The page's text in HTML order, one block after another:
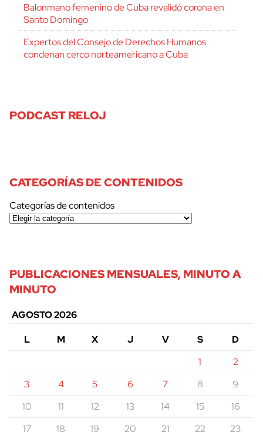
Balonmano femenino de Cuba revalidó corona en
Santo Domingo
Expertos del Consejo de Derechos Humanos
condenan cerco norteamericano a Cuba
PODCAST RELOJ
CATEGORÍAS DE CONTENIDOS
Categorías de contenidos
PUBLICACIONES MENSUALES, MINUTO A
MINUTO
AGOSTO 2026
L
M X J V S
D
1
2
3
4 5 6 7 8
9
10
11 12 13 14 15
16
17
18 19 20 21 22 23